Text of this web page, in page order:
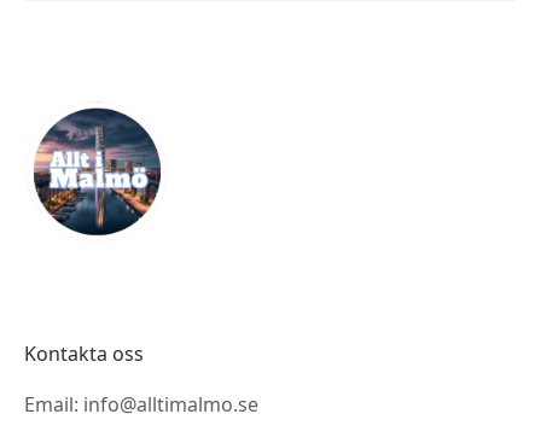
Kontakta oss
Email: info@alltimalmo.se